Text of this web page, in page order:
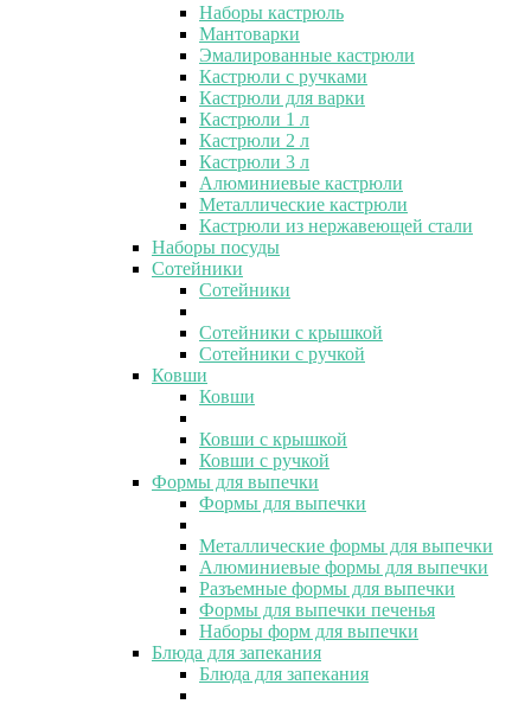
Наборы кастрюль
Мантоварки
Эмалированные кастрюли
Кастрюли с ручками
Кастрюли для варки
Кастрюли 1 л
Кастрюли 2 л
Кастрюли 3 л
Алюминиевые кастрюли
Металлические кастрюли
Кастрюли из нержавеющей стали
Наборы посуды
Сотейники
Сотейники
Сотейники с крышкой
Сотейники с ручкой
Ковши
Ковши
Ковши с крышкой
Ковши с ручкой
Формы для выпечки
Формы для выпечки
Металлические формы для выпечки
Алюминиевые формы для выпечки
Разъемные формы для выпечки
Формы для выпечки печенья
Наборы форм для выпечки
Блюда для запекания
Блюда для запекания